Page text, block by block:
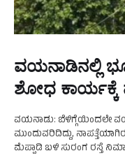
ವಯನಾಡಿನಲ್ಲಿ
ಶೋಧ ಕಾರ್ಯಕ್ಕೆ
ವಯನಾಡು: ಬೆಳಿಗ್ಗೆಯಿಂದಲೇ
ಮುಂದುವರಿದಿದ್ದು,
ಮೆಪ್ಪಾಡಿ ಬಳಿ ಸುರಂಗ ರಸ್ತೆ